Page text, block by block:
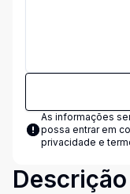
As informações
possa entrar em
privacidade e
Descrição